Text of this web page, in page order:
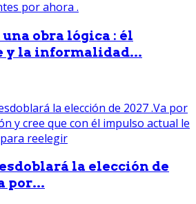
obra lógica : él
y la informalidad...
la elección de
por...